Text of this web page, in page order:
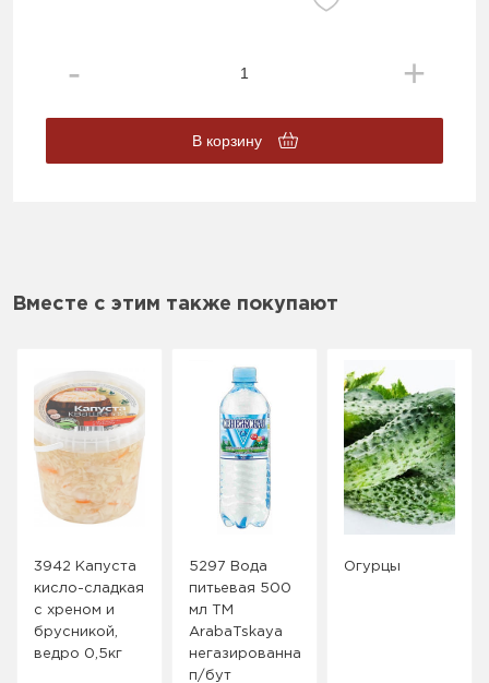
В корзину
Вместе с этим также покупают
3942 Капуста
кисло-сладкая
с хреном и
брусникой,
ведро 0,5кг
5297 Вода
питьевая 500
мл ТМ
ArabaTskaya
негазированная
п/бут
Огурцы